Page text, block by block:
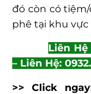
đó còn có
phê tại khu vực
Liên
– Liên Hệ:
>> Click